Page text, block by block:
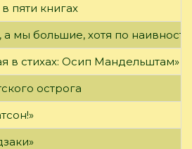
пяти книгах
а мы большие, хотя по
в стихах: Осип Мандельштам»
острога